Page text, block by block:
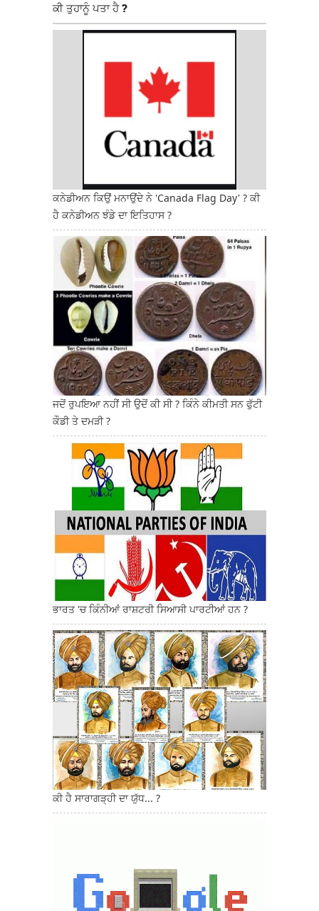
ਕੀ ਤੁਹਾਨੂੰ ਪਤਾ ਹੈ ?
ਕਨੇਡੀਅਨ ਕਿਉਂ ਮਨਾਉਂਦੇ ਨੇ 'Canada Flag Day' ? ਕੀ
ਹੈ ਕਨੇਡੀਅਨ ਝੰਡੇ ਦਾ ਇਤਿਹਾਸ ?
ਜਦੋਂ ਰੁਪਇਆ ਨਹੀਂ ਸੀ ਉਦੋਂ ਕੀ ਸੀ ? ਕਿੰਨੇ ਕੀਮਤੀ ਸਨ ਫੁੱਟੀ
ਕੌਡੀ ਤੇ ਦਮੜੀ ?
ਭਾਰਤ 'ਚ ਕਿੰਨੀਆਂ ਰਾਸ਼ਟਰੀ ਸਿਆਸੀ ਪਾਰਟੀਆਂ ਹਨ ?
ਕੀ ਹੈ ਸਾਰਾਗੜ੍ਹੀ ਦਾ ਯੁੱਧ... ?